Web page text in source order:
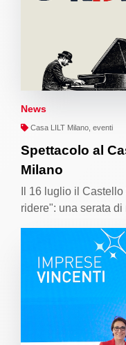
News
Casa LILT Milano, eventi
Spettacolo al
Milano
Il 16 luglio il
ridere": una serata